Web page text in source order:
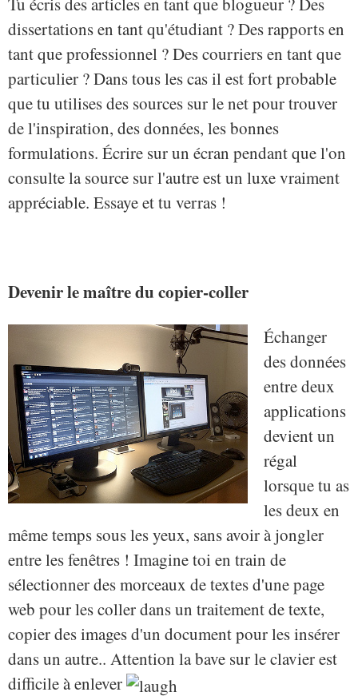
dissertations en tant qu'étudiant ? Des rapports en
tant que professionnel ? Des courriers en tant que
particulier ? Dans tous les cas il est fort probable
que tu utilises des sources sur le net pour trouver
de l'inspiration, des données, les bonnes
formulations. Écrire sur un écran pendant que l'on
consulte la source sur l'autre est un luxe vraiment
appréciable. Essaye et tu verras !
Devenir le maître du copier-coller
Échanger
des données
entre deux
applications
devient un
régal
lorsque tu as
les deux en
même temps sous les yeux, sans avoir à jongler
entre les fenêtres ! Imagine toi en train de
sélectionner des morceaux de textes d'une page
web pour les coller dans un traitement de texte,
copier des images d'un document pour les insérer
dans un autre.. Attention la bave sur le clavier est
difficile à enlever